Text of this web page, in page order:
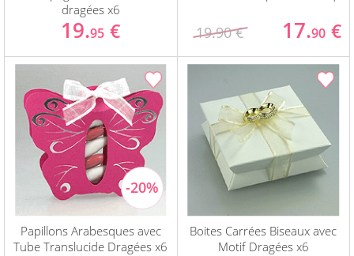
dragées x6
19.95 € 19.90 € 17.90 €
Papillons Arabesques avec
Tube Translucide Dragées x6
Boites Carrées Biseaux avec
Motif Dragées x6